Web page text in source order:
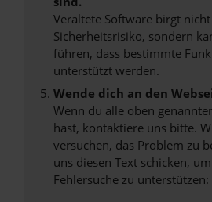
Veraltete Software birgt
Sicherheitsrisiko, sondern
führen, dass bestimmte
unterstützt werden.
Wende dich an den
Wenn du alle oben
hast, kontaktiere uns bitte.
versuchen, das Problem zu
uns diesen Text schicken,
Fehlersuche zu unterstützen: